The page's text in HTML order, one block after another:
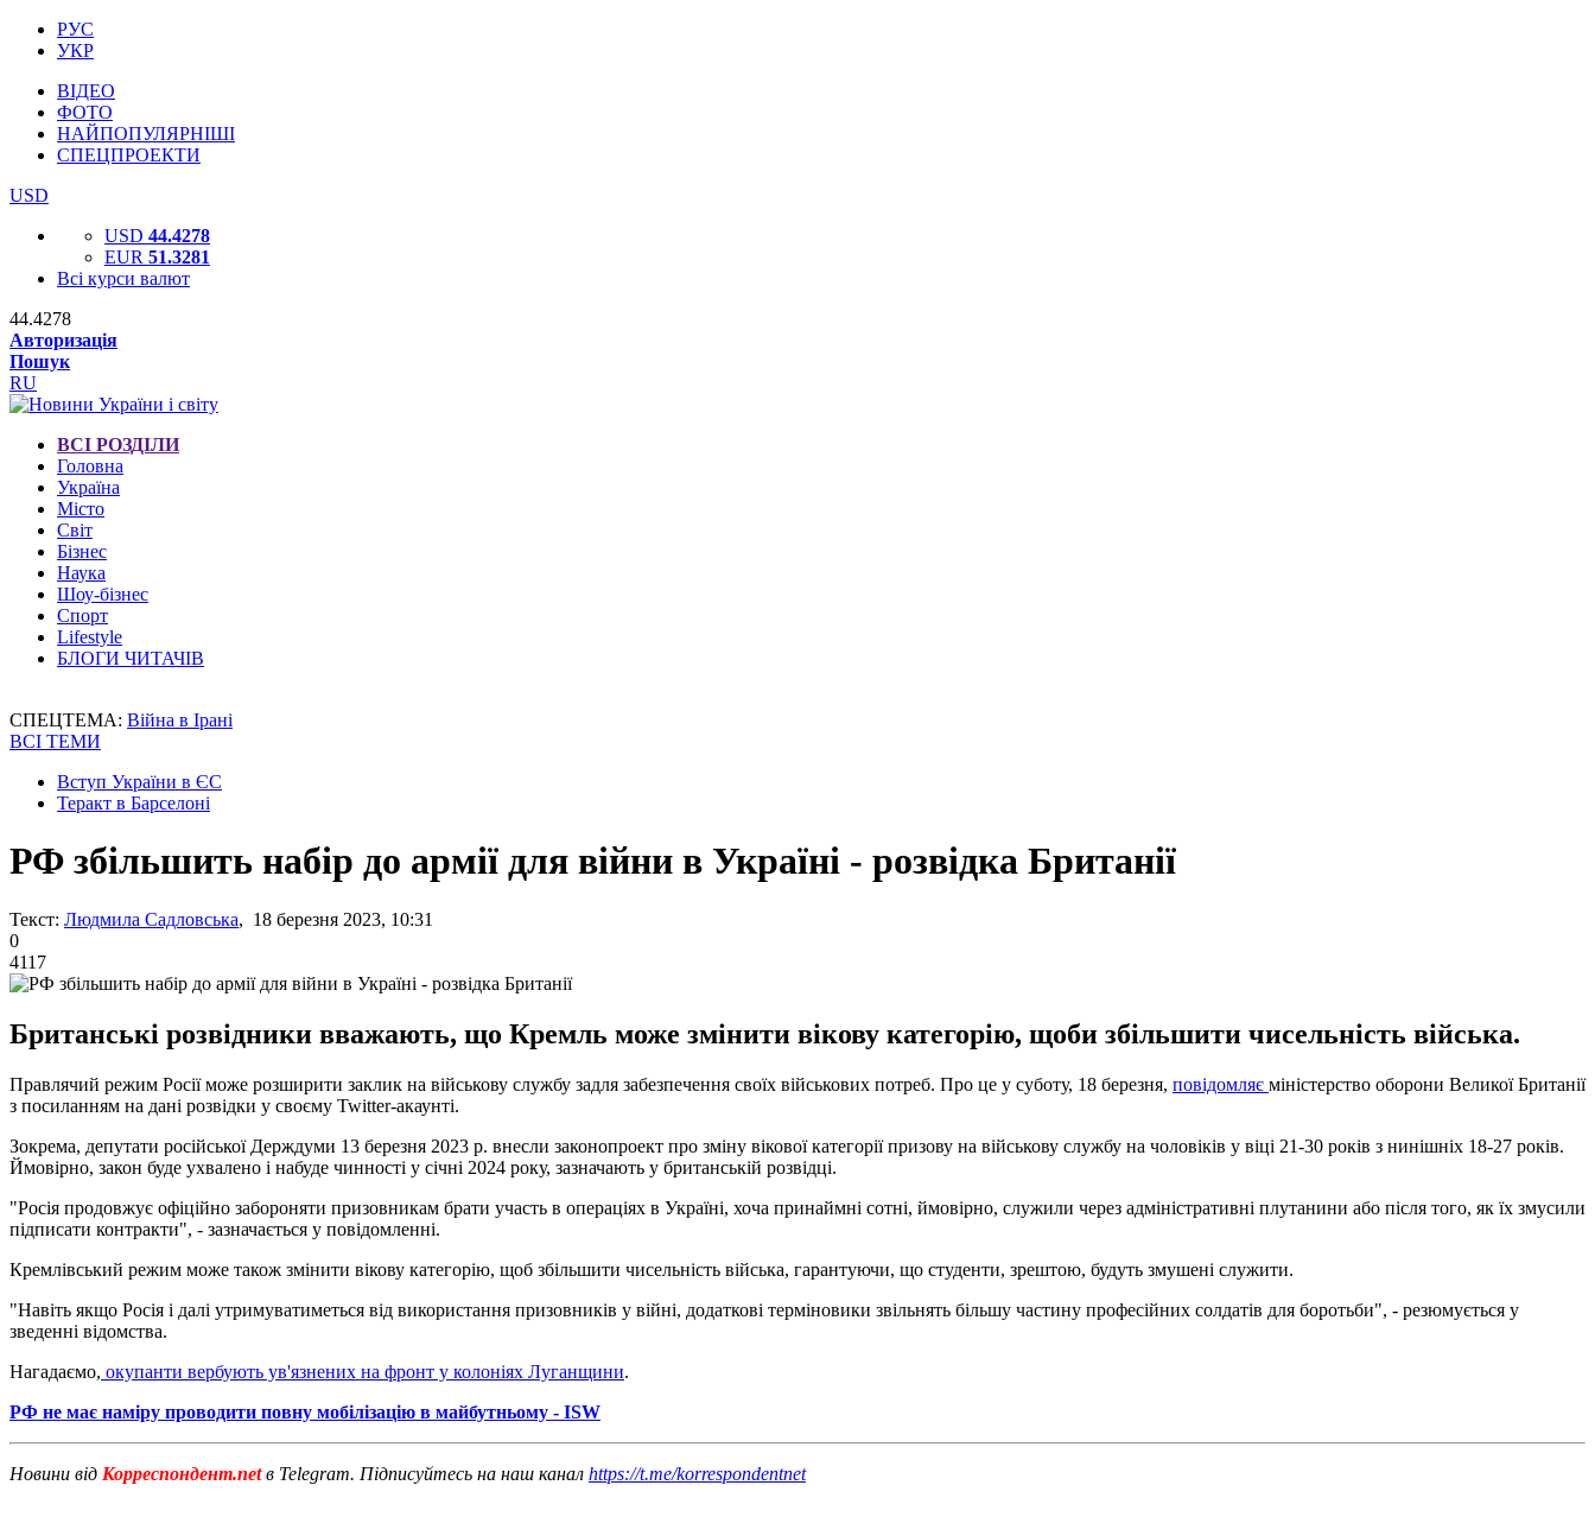
РУС
УКР
ВІДЕО
ФОТО
НАЙПОПУЛЯРНІШІ
СПЕЦПРОЕКТИ
USD
USD 44.4278
EUR 51.3281
Всі курси валют
44.4278
Авторизація
Пошук
RU
ВСІ РОЗДІЛИ
Головна
Україна
Місто
Світ
Бізнес
Наука
Шоу-бізнес
Спорт
Lifestyle
БЛОГИ ЧИТАЧІВ
СПЕЦТЕМА: Війна в Ірані
ВСІ ТЕМИ
Вступ України в ЄС
Теракт в Барселоні
РФ збільшить набір до армії для війни в Україні - розвідка Британії
Текст: Людмила Садловська, 18 березня 2023, 10:31
0
4117
Британські розвідники вважають, що Кремль може змінити вікову категорію, щоби збільшити чисельність війська.
Правлячий режим Росії може розширити заклик на військову службу задля забезпечення своїх військових потреб. Про це у суботу, 18 березня, повідомляє міністерство оборони Великої Британії
з посиланням на дані розвідки у своєму Twitter-акаунті.
Зокрема, депутати російської Держдуми 13 березня 2023 р. внесли законопроект про зміну вікової категорії призову на військову службу на чоловіків у віці 21-30 років з нинішніх 18-27 років.
Ймовірно, закон буде ухвалено і набуде чинності у січні 2024 року, зазначають у британській розвідці.
"Росія продовжує офіційно забороняти призовникам брати участь в операціях в Україні, хоча принаймні сотні, ймовірно, служили через адміністративні плутанини або після того, як їх змусили
підписати контракти", - зазначається у повідомленні.
Кремлівський режим може також змінити вікову категорію, щоб збільшити чисельність війська, гарантуючи, що студенти, зрештою, будуть змушені служити.
"Навіть якщо Росія і далі утримуватиметься від використання призовників у війні, додаткові терміновики звільнять більшу частину професійних солдатів для боротьби", - резюмується у
зведенні відомства.
Нагадаємо, окупанти вербують ув'язнених на фронт у колоніях Луганщини.
РФ не має наміру проводити повну мобілізацію в майбутньому - ISW
Новини від Корреспондент.netв Telegram. Підписуйтесь на наш канал https://t.me/korrespondentnet